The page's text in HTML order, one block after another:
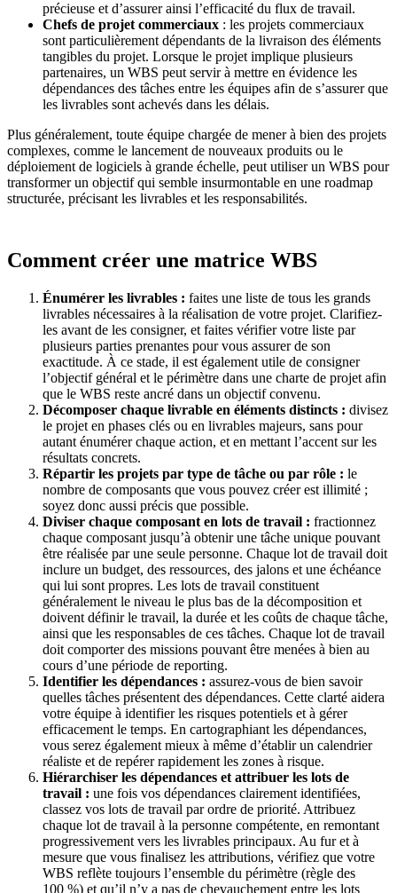
précieuse et d’assurer ainsi l’efficacité du flux de travail.
Chefs de projet commerciaux : les projets commerciaux
sont particulièrement dépendants de la livraison des éléments
tangibles du projet. Lorsque le projet implique plusieurs
partenaires, un WBS peut servir à mettre en évidence les
dépendances des tâches entre les équipes afin de s’assurer que
les livrables sont achevés dans les délais.
Plus généralement, toute équipe chargée de mener à bien des projets
complexes, comme le lancement de nouveaux produits ou le
déploiement de logiciels à grande échelle, peut utiliser un WBS pour
transformer un objectif qui semble insurmontable en une roadmap
structurée, précisant les livrables et les responsabilités.
Comment créer une matrice WBS
Énumérer les livrables : faites une liste de tous les grands
livrables nécessaires à la réalisation de votre projet. Clarifiez-
les avant de les consigner, et faites vérifier votre liste par
plusieurs parties prenantes pour vous assurer de son
exactitude. À ce stade, il est également utile de consigner
l’objectif général et le périmètre dans une charte de projet afin
que le WBS reste ancré dans un objectif convenu.
Décomposer chaque livrable en éléments distincts : divisez
le projet en phases clés ou en livrables majeurs, sans pour
autant énumérer chaque action, et en mettant l’accent sur les
résultats concrets.
Répartir les projets par type de tâche ou par rôle : le
nombre de composants que vous pouvez créer est illimité ;
soyez donc aussi précis que possible.
Diviser chaque composant en lots de travail : fractionnez
chaque composant jusqu’à obtenir une tâche unique pouvant
être réalisée par une seule personne. Chaque lot de travail doit
inclure un budget, des ressources, des jalons et une échéance
qui lui sont propres. Les lots de travail constituent
généralement le niveau le plus bas de la décomposition et
doivent définir le travail, la durée et les coûts de chaque tâche,
ainsi que les responsables de ces tâches. Chaque lot de travail
doit comporter des missions pouvant être menées à bien au
cours d’une période de reporting.
Identifier les dépendances : assurez-vous de bien savoir
quelles tâches présentent des dépendances. Cette clarté aidera
votre équipe à identifier les risques potentiels et à gérer
efficacement le temps. En cartographiant les dépendances,
vous serez également mieux à même d’établir un calendrier
réaliste et de repérer rapidement les zones à risque.
Hiérarchiser les dépendances et attribuer les lots de
travail : une fois vos dépendances clairement identifiées,
classez vos lots de travail par ordre de priorité. Attribuez
chaque lot de travail à la personne compétente, en remontant
progressivement vers les livrables principaux. Au fur et à
mesure que vous finalisez les attributions, vérifiez que votre
WBS reflète toujours l’ensemble du périmètre (règle des
100 %) et qu’il n’y a pas de chevauchement entre les lots